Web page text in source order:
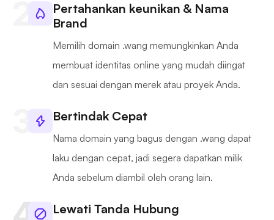
Pertahankan keunikan & Nama
Brand
Memilih domain .wang memungkinkan Anda
membuat identitas online yang mudah diingat
dan sesuai dengan merek atau proyek Anda.
Bertindak Cepat
Nama domain yang bagus dengan .wang dapat
laku dengan cepat, jadi segera dapatkan milik
Anda sebelum diambil oleh orang lain.
Lewati Tanda Hubung